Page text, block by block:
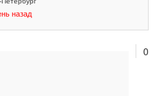
назад
0